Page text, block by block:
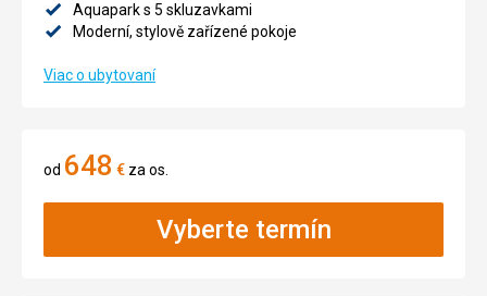
Aquapark s 5 skluzavkami
Moderní, stylově zařízené pokoje
Viac o ubytovaní
od 648 € za os.
Vyberte termín